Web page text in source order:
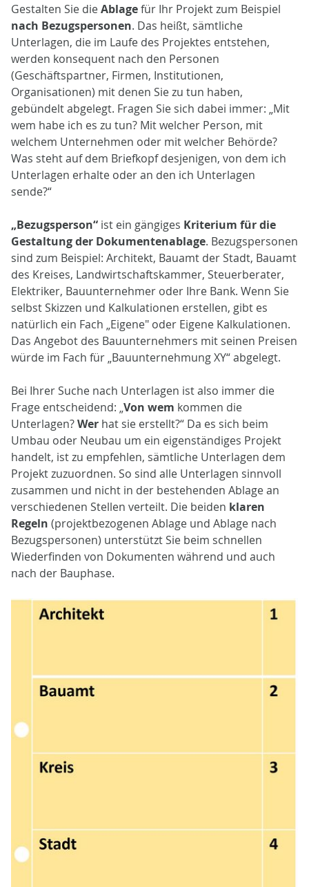
Gestalten Sie dieAblagefür Ihr Projekt zum Beispiel
nach Bezugspersonen. Das heißt, sämtliche
Unterlagen, die im Laufe des Projektes entstehen,
werden konsequent nach den Personen
(Geschäftspartner, Firmen, Institutionen,
Organisationen) mit denen Sie zu tun haben,
gebündelt abgelegt. Fragen Sie sich dabei immer: „Mit
wem habe ich es zu tun? Mit welcher Person, mit
welchem Unternehmen oder mit welcher Behörde?
Was steht auf dem Briefkopf desjenigen, von dem ich
Unterlagen erhalte oder an den ich Unterlagen
sende?“
„Bezugsperson“ ist ein gängiges Kriterium für die
Gestaltung der Dokumentenablage. Bezugspersonen
sind zum Beispiel: Architekt, Bauamt der Stadt, Bauamt
des Kreises, Landwirtschaftskammer, Steuerberater,
Elektriker, Bauunternehmer oder Ihre Bank. Wenn Sie
selbst Skizzen und Kalkulationen erstellen, gibt es
natürlich ein Fach „Eigene" oder Eigene Kalkulationen.
Das Angebot des Bauunternehmers mit seinen Preisen
würde im Fach für „Bauunternehmung XY“ abgelegt.
Bei Ihrer Suche nach Unterlagen ist also immer die
Frage entscheidend: „Von wem kommen die
Unterlagen?Wer hat sie erstellt?“ Da es sich beim
Umbau oder Neubau um ein eigenständiges Projekt
handelt, ist zu empfehlen, sämtliche Unterlagen dem
Projekt zuzuordnen. So sind alle Unterlagen sinnvoll
zusammen und nicht in der bestehenden Ablage an
verschiedenen Stellen verteilt. Die beiden klaren
Regeln (projektbezogenen Ablage und Ablage nach
Bezugspersonen) unterstützt Sie beim schnellen
Wiederfinden von Dokumenten während und auch
nach der Bauphase.